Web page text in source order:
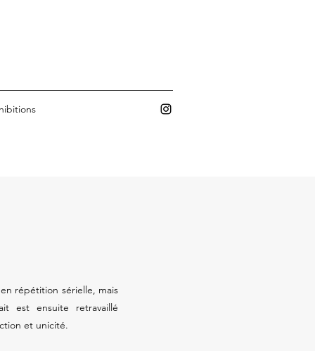
répétition sérielle, mais
est ensuite retravaillé
et unicité.